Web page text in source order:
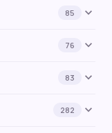
85 expand_more
76 expand_more
83 expand_more
282 expand_more